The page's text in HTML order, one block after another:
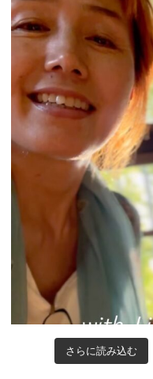
さらに読み込む